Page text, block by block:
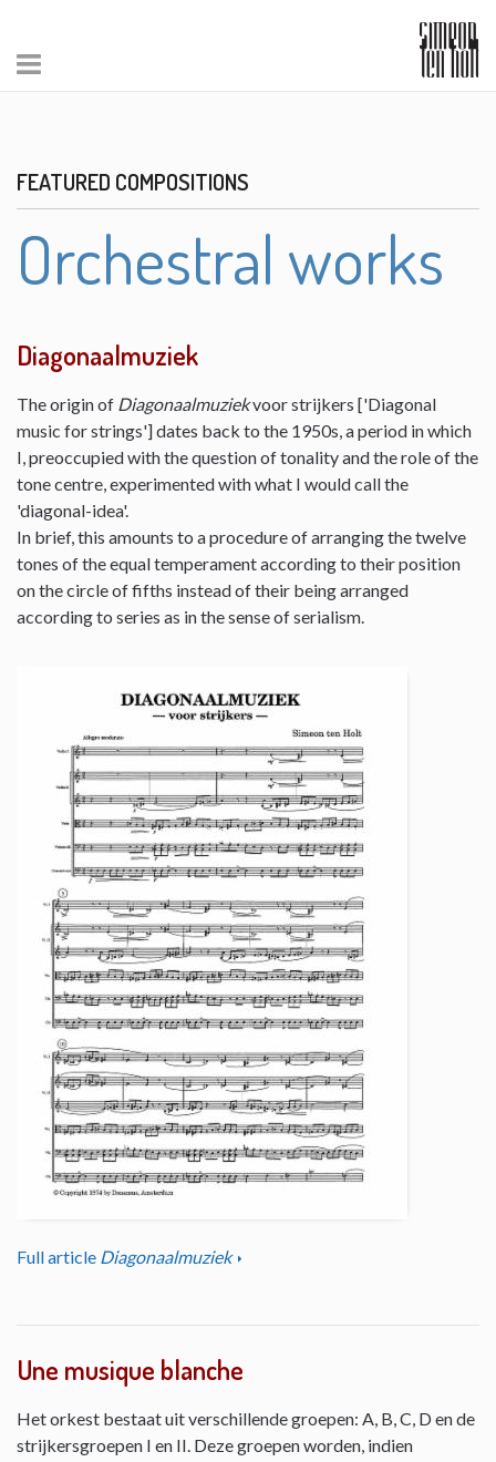
FEATURED COMPOSITIONS
Orchestral works
Diagonaalmuziek
The origin of Diagonaalmuziekvoor strijkers ['Diagonal
music for strings'] dates back to the 1950s, a period in which
I, preoccupied with the question of tonality and the role of the
tone centre, experimented with what I would call the
'diagonal-idea'.
In brief, this amounts to a procedure of arranging the twelve
tones of the equal temperament according to their position
on the circle of fifths instead of their being arranged
according to series as in the sense of serialism.
Full article Diagonaalmuziek
Une musique blanche
Het orkest bestaat uit verschillende groepen: A, B, C, D en de
strijkersgroepen I en II. Deze groepen worden, indien